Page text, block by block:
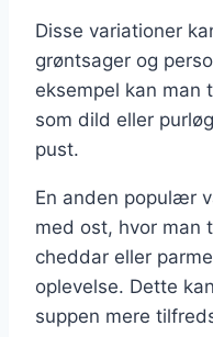
Disse variationer
grøntsager og
eksempel kan man
som dild eller
pust.
En anden populær
med ost, hvor man
cheddar eller
oplevelse. Dette
suppen mere